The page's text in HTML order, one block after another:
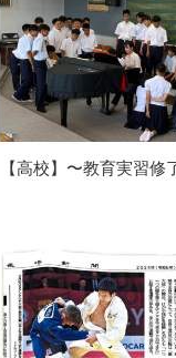
【高校】〜教育実習修